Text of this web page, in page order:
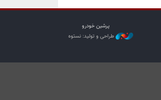
پرشین خودرو
طراحی و تولید: نستوه